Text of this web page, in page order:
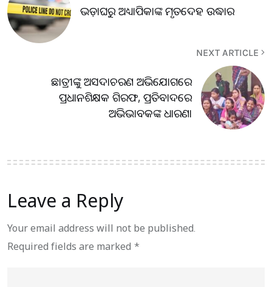
ଭଡ଼ାଘରୁ ଅଧ୍ୟାପିକାଙ୍କ ମୃତଦେହ ଉଦ୍ଧାର
NEXT ARTICLE
ଛାତ୍ରୀଙ୍କୁ ଅସଦାଚରଣ ଅଭିଯୋଗରେ
ପ୍ରଧାନଶିକ୍ଷକ ଗିରଫ, ପ୍ରତିବାଦରେ
ଅଭିଭାବକଙ୍କ ଧାରଣା
Leave a Reply
Your email address will not be published.
Required fields are marked *